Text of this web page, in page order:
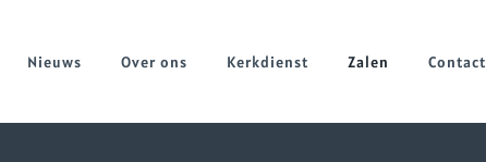
Nieuws Over ons Kerkdienst Zalen Contact